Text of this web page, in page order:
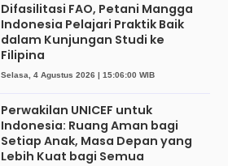
Difasilitasi FAO, Petani Mangga
Indonesia Pelajari Praktik Baik
dalam Kunjungan Studi ke
Filipina
Selasa, 4 Agustus 2026 | 15:06:00 WIB
Perwakilan UNICEF untuk
Indonesia: Ruang Aman bagi
Setiap Anak, Masa Depan yang
Lebih Kuat bagi Semua